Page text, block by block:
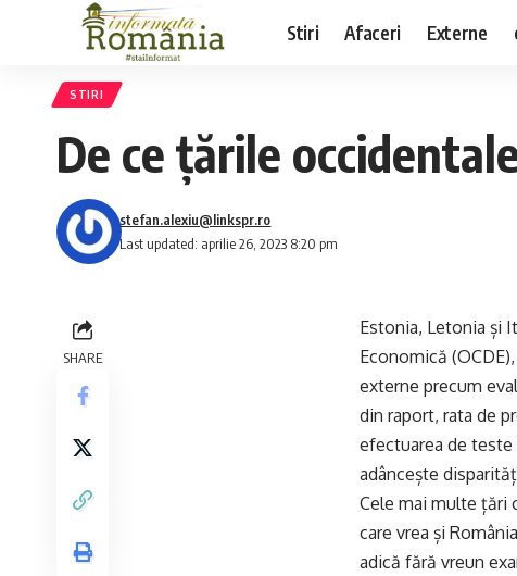
Stiri Afaceri Externe
STIRI
De ce țările
Last updated: aprilie 26, 2023 8:20 pm
stefan.alexiu@linkspr.ro
SHARE
Estonia, Letonia și
Economică
externe precum
din raport, rata de
efectuarea de teste
adâncește
Cele mai multe țări
care vrea și
adică fără vreun